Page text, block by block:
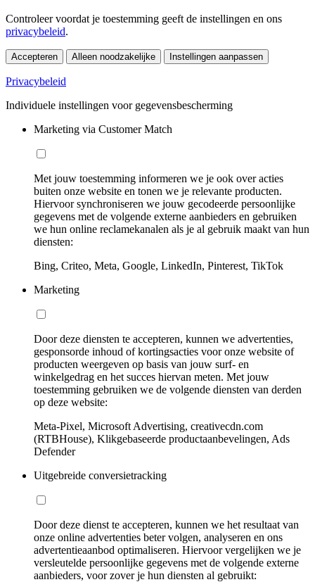
Controleer voordat je toestemming geeft de instellingen en ons
privacybeleid.
Accepteren Alleen noodzakelijke Instellingen aanpassen
Privacybeleid
Individuele instellingen voor gegevensbescherming
Marketing via Customer Match
Met jouw toestemming informeren we je ook over acties
buiten onze website en tonen we je relevante producten.
Hiervoor synchroniseren we jouw gecodeerde persoonlijke
gegevens met de volgende externe aanbieders en gebruiken
we hun online reclamekanalen als je al gebruik maakt van hun
diensten:
Bing, Criteo, Meta, Google, LinkedIn, Pinterest, TikTok
Marketing
Door deze diensten te accepteren, kunnen we advertenties,
gesponsorde inhoud of kortingsacties voor onze website of
producten weergeven op basis van jouw surf- en
winkelgedrag en het succes hiervan meten. Met jouw
toestemming gebruiken we de volgende diensten van derden
op deze website:
Meta-Pixel, Microsoft Advertising, creativecdn.com
(RTBHouse), Klikgebaseerde productaanbevelingen, Ads
Defender
Uitgebreide conversietracking
Door deze dienst te accepteren, kunnen we het resultaat van
onze online advertenties beter volgen, analyseren en ons
advertentieaanbod optimaliseren. Hiervoor vergelijken we je
versleutelde persoonlijke gegevens met de volgende externe
aanbieders, voor zover je hun diensten al gebruikt: